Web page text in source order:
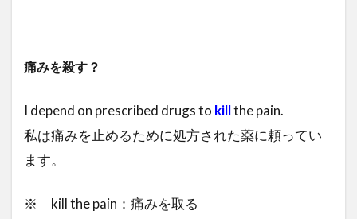
痛みを殺す？
I depend on prescribed drugs to killthe pain.
私は痛みを止めるために処方された薬に頼ってい
ます。
※ kill the pain：痛みを取る